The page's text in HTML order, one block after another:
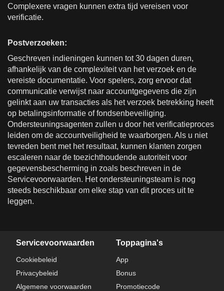
Complexere vragen kunnen extra tijd vereisen voor
verificatie.
Postverzoeken:
Geschreven indieningen kunnen tot 30 dagen duren,
afhankelijk van de complexiteit van het verzoek en de
vereiste documentatie. Voor spelers, zorg ervoor dat
communicatie verwijst naar accountgegevens die zijn
gelinkt aan uw transacties als het verzoek betrekking heeft
op betalingsinformatie of fondsenbeveiliging.
Ondersteuningsagenten zullen u door het verificatieproces
leiden om de accountveiligheid te waarborgen. Als u niet
tevreden bent met het resultaat, kunnen klanten zorgen
escaleren naar de toezichthoudende autoriteit voor
gegevensbescherming in zoals beschreven in de
Servicevoorwaarden. Het ondersteuningsteam is nog
steeds beschikbaar om elke stap van dit proces uit te
leggen.
Servicevoorwaarden
Cookiebeleid
Privacybeleid
Algemene voorwaarden
Toppagina's
App
Bonus
Promotiecode